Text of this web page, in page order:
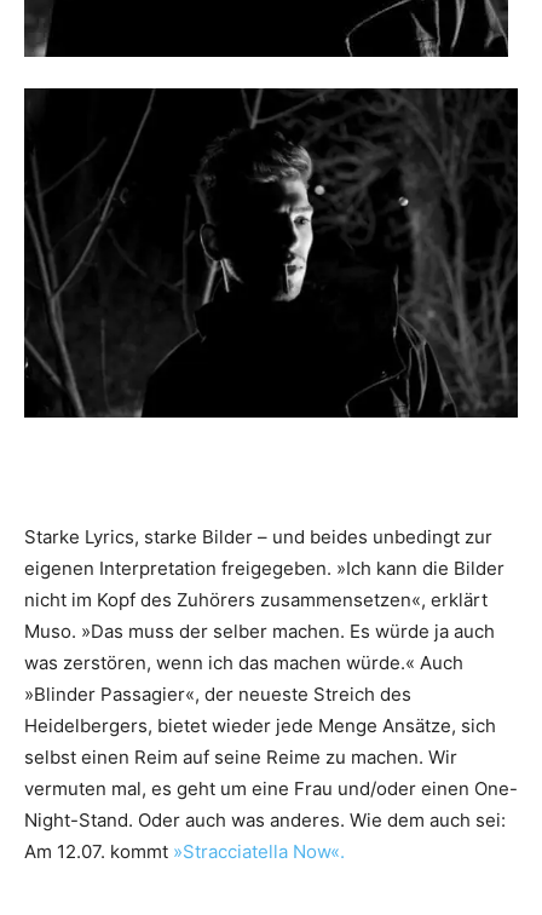
Starke Lyrics, starke Bilder – und beides unbedingt zur
eigenen Interpretation freigegeben. »Ich kann die Bilder
nicht im Kopf des Zuhörers zusammensetzen«, erklärt
Muso. »Das muss der selber machen. Es würde ja auch
was zerstören, wenn ich das machen würde.« Auch
»Blinder Passagier«, der neueste Streich des
Heidelbergers, bietet wieder jede Menge Ansätze, sich
selbst einen Reim auf seine Reime zu machen. Wir
vermuten mal, es geht um eine Frau und/oder einen One-
Night-Stand. Oder auch was anderes. Wie dem auch sei:
Am 12.07. kommt »Stracciatella Now«.